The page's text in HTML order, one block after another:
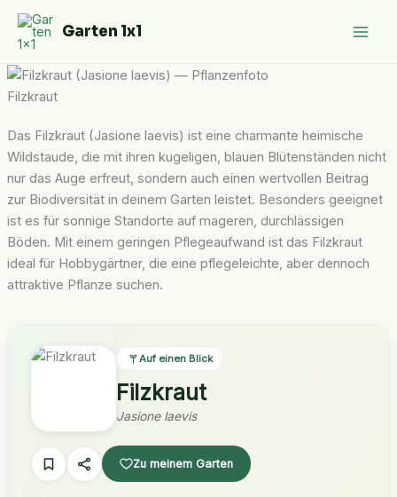
Zum
Inhalt
springen
Garten 1x1
Filzkraut
Das Filzkraut (Jasione laevis) ist eine charmante heimische
Wildstaude, die mit ihren kugeligen, blauen Blütenständen nicht
nur das Auge erfreut, sondern auch einen wertvollen Beitrag
zur Biodiversität in deinem Garten leistet. Besonders geeignet
ist es für sonnige Standorte auf mageren, durchlässigen
Böden. Mit einem geringen Pflegeaufwand ist das Filzkraut
ideal für Hobbygärtner, die eine pflegeleichte, aber dennoch
attraktive Pflanze suchen.
Auf einen Blick
Filzkraut
Jasione laevis
Zu meinem Garten